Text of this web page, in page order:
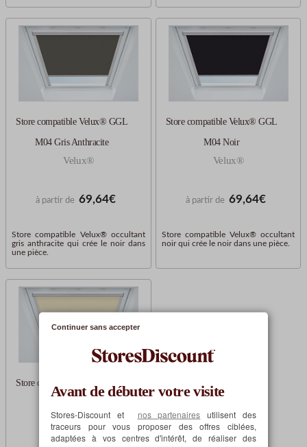
Store compatible Velux® GGL
M04 Gris Anthracite
Velux®
à partir de 69,64€
Store compatible Velux® occultant
gris anthracite qui crée le noir dans
une pièce.
Store compatible Velux® GGL
M04 Noir
Velux®
à partir de 69,64€
Store compatible Velux® occultant
noir qui crée le noir dans une pièce.
Store compatible Velux® GGL
Velux®
Avant de débuter votre visite
Stores-Discount et nos partenaires utilisent des
traceurs pour vous proposer des offres ciblées,
adaptées à vos centres d'intérêt, de réaliser des
Continuer sans accepter